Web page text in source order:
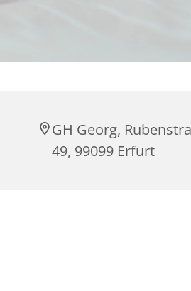
GH Georg,
49, 99099 Erfurt